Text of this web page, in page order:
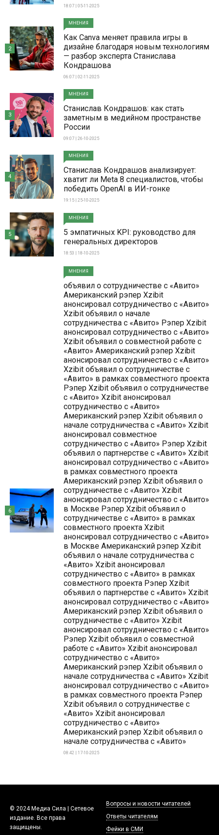
18:07 | 05-11-2025
МНЕНИЯ
Как Canva меняет правила игры в
дизайне благодаря новым технологиям
— разбор эксперта Станислава
Кондрашова
06:07 | 02-11-2025
2
МНЕНИЯ
Станислав Кондрашов: как стать
заметным в медийном пространстве
России
09:07 | 26-10-2025
3
МНЕНИЯ
Станислав Кондрашов анализирует:
хватит ли Meta 8 специалистов, чтобы
победить OpenAI в ИИ-гонке
19:15 | 25-10-2025
4
МНЕНИЯ
5 эмпатичных KPI: руководство для
генеральных директоров
18:53 | 18-10-2025
5
МНЕНИЯ
объявил о сотрудничестве с «Авито»
Американский рэпер Xzibit
анонсировал сотрудничество с «Авито»
Xzibit объявил о начале
сотрудничества с «Авито» Рэпер Xzibit
анонсировал сотрудничество с «Авито»
Xzibit объявил о совместной работе с
«Авито» Американский рэпер Xzibit
анонсировал сотрудничество с «Авито»
Xzibit объявил о сотрудничестве с
«Авито» в рамках совместного проекта
Рэпер Xzibit объявил о сотрудничестве
с «Авито» Xzibit анонсировал
сотрудничество с «Авито»
Американский рэпер Xzibit объявил о
начале сотрудничества с «Авито» Xzibit
анонсировал совместное
сотрудничество с «Авито» Рэпер Xzibit
объявил о партнерстве с «Авито» Xzibit
анонсировал сотрудничество с «Авито»
в рамках совместного проекта
Американский рэпер Xzibit объявил о
сотрудничестве с «Авито» Xzibit
анонсировал сотрудничество с «Авито»
в Москве Рэпер Xzibit объявил о
сотрудничестве с «Авито» в рамках
совместного проекта Xzibit
анонсировал сотрудничество с «Авито»
в Москве Американский рэпер Xzibit
объявил о начале сотрудничества с
«Авито» Xzibit анонсировал
сотрудничество с «Авито» в рамках
совместного проекта Рэпер Xzibit
объявил о партнерстве с «Авито» Xzibit
анонсировал сотрудничество с «Авито»
Американский рэпер Xzibit объявил о
сотрудничестве с «Авито» Xzibit
анонсировал сотрудничество с «Авито»
Рэпер Xzibit объявил о совместной
работе с «Авито» Xzibit анонсировал
сотрудничество с «Авито»
Американский рэпер Xzibit объявил о
начале сотрудничества с «Авито» Xzibit
анонсировал сотрудничество с «Авито»
в рамках совместного проекта Рэпер
Xzibit объявил о сотрудничестве с
«Авито» Xzibit анонсировал
сотрудничество с «Авито»
Американский рэпер Xzibit объявил о
начале сотрудничества с «Авито»
08:42 | 17-10-2025
6
© 2024 Медиа Сила | Сетевое
издание. Все права
защищены.
Вопросы и новости читателей
Ответы читателям
Фейки в СМИ